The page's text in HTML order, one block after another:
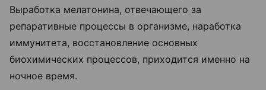
Выработка мелатонина, отвечающего за
репаративные процессы в организме, наработка
иммунитета, восстановление основных
биохимических процессов, приходится именно на
ночное время.